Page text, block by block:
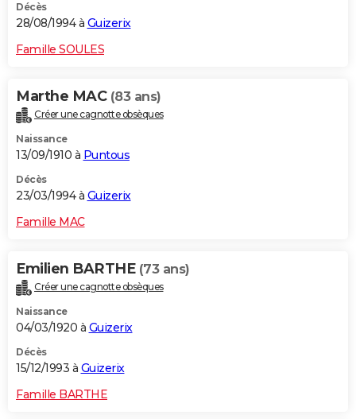
Décès
28/08/1994 à Guizerix
Famille SOULES
Marthe MAC (83 ans)
Créer une cagnotte obsèques
Naissance
13/09/1910 à Puntous
Décès
23/03/1994 à Guizerix
Famille MAC
Emilien BARTHE (73 ans)
Créer une cagnotte obsèques
Naissance
04/03/1920 à Guizerix
Décès
15/12/1993 à Guizerix
Famille BARTHE